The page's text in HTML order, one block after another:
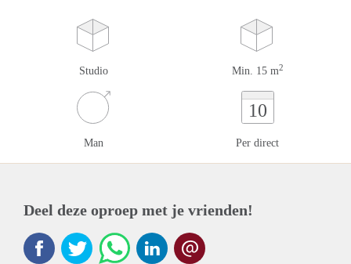
Studio Min. 15 m2
Man
10
Per direct
Deel deze oproep met je vrienden!